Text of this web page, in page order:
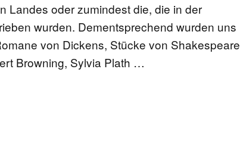
Landes oder zumindest die, die in der
wurden. Dementsprechend wurden uns
von Dickens, Stücke von Shakespeare
Browning, Sylvia Plath …